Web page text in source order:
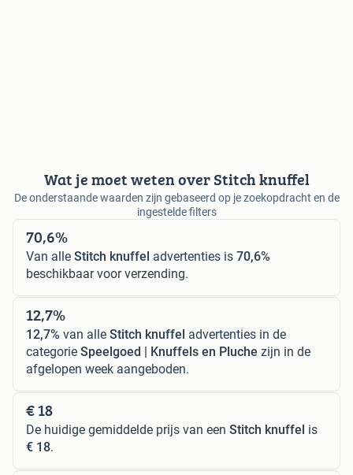
Wat je moet weten over Stitch knuffel
De onderstaande waarden zijn gebaseerd op je zoekopdracht en de
ingestelde filters
70,6%
Van alle Stitch knuffel advertenties is 70,6%
beschikbaar voor verzending.
12,7%
12,7% van alle Stitch knuffel advertenties in de
categorie Speelgoed | Knuffels en Pluche zijn in de
afgelopen week aangeboden.
€ 18
De huidige gemiddelde prijs van een Stitch knuffel is
€ 18.